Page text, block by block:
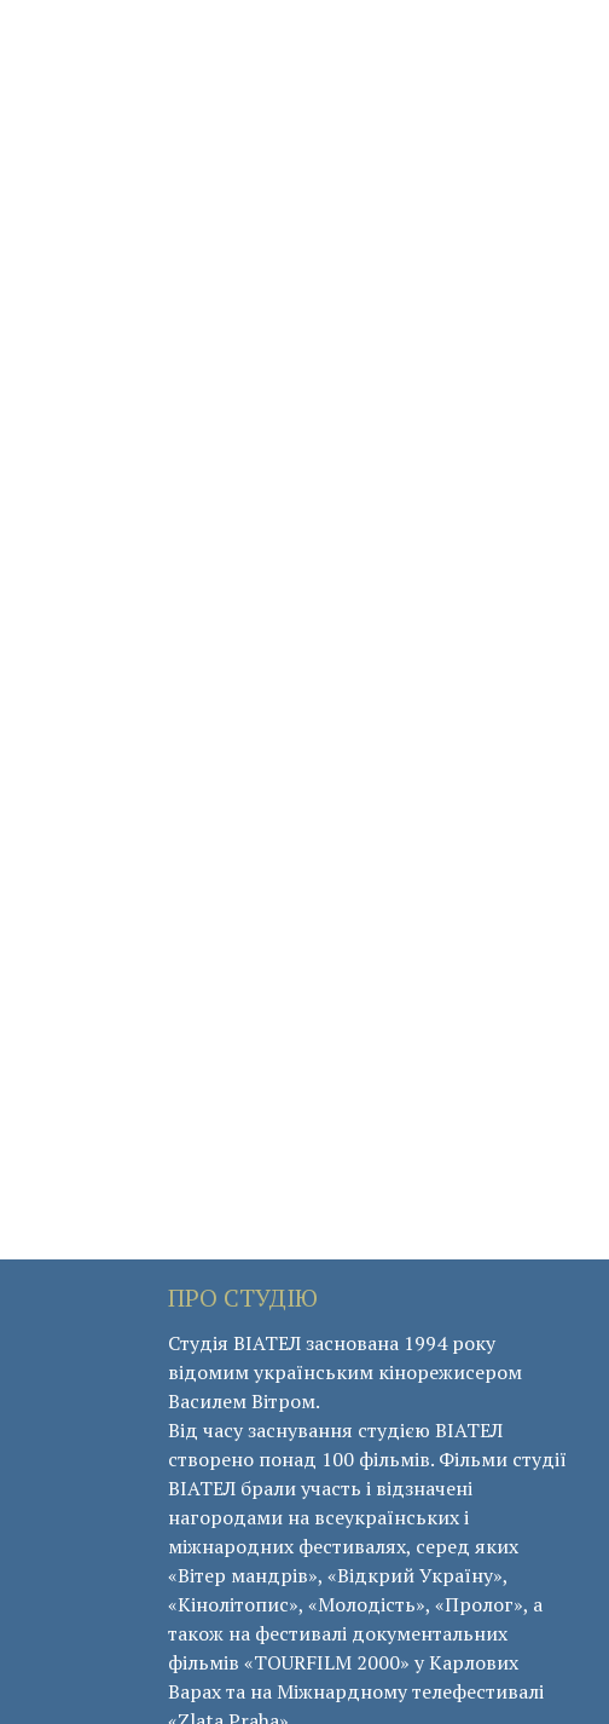
ПРО СТУДІЮ
Студія ВІАТЕЛ заснована 1994 року
відомим українським кінорежисером
Василем Вітром.
Від часу заснування студією ВІАТЕЛ
створено понад 100 фільмів. Фільми студії
ВІАТЕЛ брали участь і відзначені
нагородами на всеукраїнських і
міжнародних фестивалях, серед яких
«Вітер мандрів», «Відкрий Україну»,
«Кінолітопис», «Молодість», «Пролог», а
також на фестивалі документальних
фільмів «ТОURFILM 2000» у Карлових
Варах та на Міжнардному телефестивалі